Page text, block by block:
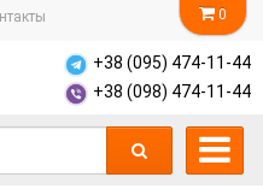
0
+38 (095) 474-11-44
+38 (098) 474-11-44